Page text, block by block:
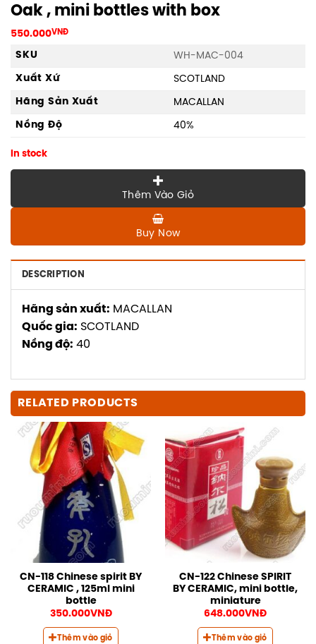
Oak , mini bottles with box
550.000VNĐ
SKU
WH-MAC-004
Xuất Xứ
SCOTLAND
Hãng Sản Xuất
MACALLAN
Nồng Độ
40%
In stock
Thêm Vào Giỏ
Buy Now
DESCRIPTION
Hãng sản xuất: MACALLAN
Quốc gia: SCOTLAND
Nồng độ: 40
RELATED PRODUCTS
CN-118 Chinese spirit BY
CERAMIC , 125ml mini
bottle
350.000VNĐ
Thêm vào giỏ
CN-122 Chinese SPIRIT
BY CERAMIC, mini bottle,
miniature
648.000VNĐ
Thêm vào giỏ